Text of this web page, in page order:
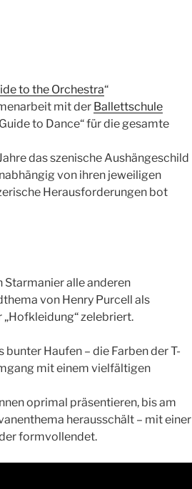
to the Orchestra“
mit der Ballettschule
to Dance“ für die gesamte
das szenische Aushängeschild
von ihren jeweiligen
Herausforderungen bot
Starmanier alle anderen
von Henry Purcell als
zelebriert.
Haufen – die Farben der T-
mit einem vielfältigen
oprimal präsentieren, bis am
herausschält – mit einer
formvollendet.